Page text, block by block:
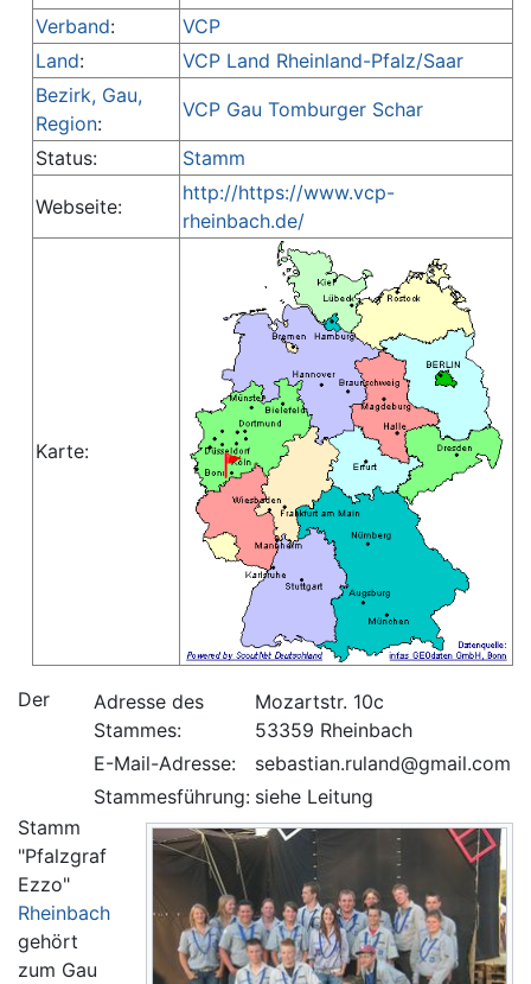
Verband:
VCP
Land:
VCP Land Rheinland-Pfalz/Saar
Bezirk, Gau,
Region:
VCP Gau Tomburger Schar
Status: Stamm
Webseite:
http://https://www.vcp-
rheinbach.de/
Karte:
Adresse des
Stammes:
Mozartstr. 10c
53359 Rheinbach
E-Mail-Adresse:
sebastian.ruland@gmail.com
Stammesführung: siehe Leitung
Der
Stamm
"Pfalzgraf
Ezzo"
Rheinbach
gehört
zum Gau